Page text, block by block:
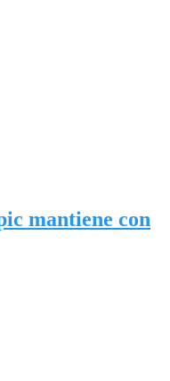
mantiene con